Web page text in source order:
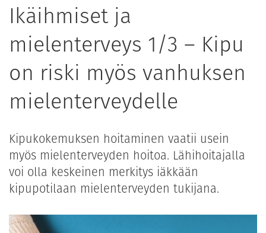
Ikäihmiset ja
mielenterveys 1/3 – Kipu
on riski myös vanhuksen
mielenterveydelle
Kipukokemuksen hoitaminen vaatii usein
myös mielenterveyden hoitoa. Lähihoitajalla
voi olla keskeinen merkitys iäkkään
kipupotilaan mielenterveyden tukijana.